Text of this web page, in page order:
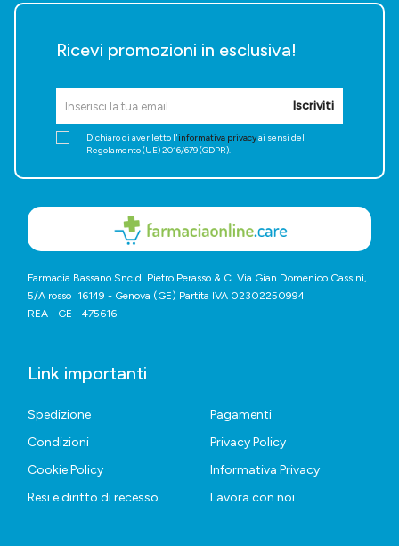
Ricevi promozioni in esclusiva!
Iscriviti
Dichiaro di aver letto l'informativa privacyai sensi del
Regolamento (UE) 2016/679 (GDPR).
Farmacia Bassano Snc di Pietro Perasso & C. Via Gian Domenico Cassini,
5/A rosso 16149 - Genova (GE) Partita IVA 02302250994
REA - GE - 475616
Link importanti
Spedizione
Pagamenti
Condizioni
Privacy Policy
Cookie Policy
Informativa Privacy
Resi e diritto di recesso
Lavora con noi